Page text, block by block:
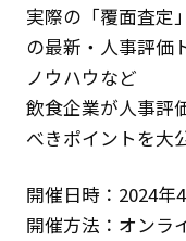
実際の「覆面査定
の最新・人事評価
ノウハウなど
飲食企業が人事評
べきポイントを大
開催日時：2024年
開催方法：オンラ